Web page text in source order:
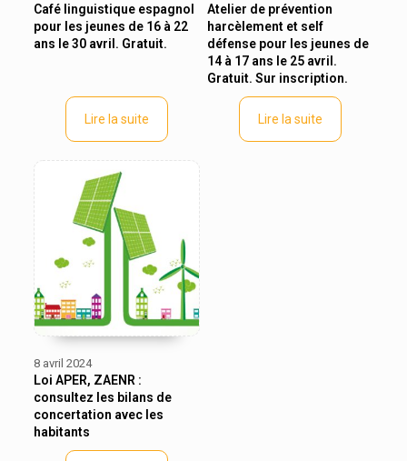
Café linguistique espagnol
pour les jeunes de 16 à 22
ans le 30 avril. Gratuit.
Lire la suite
Atelier de prévention
harcèlement et self
défense pour les jeunes de
14 à 17 ans le 25 avril.
Gratuit. Sur inscription.
Lire la suite
8 avril 2024
Loi APER, ZAENR :
consultez les bilans de
concertation avec les
habitants